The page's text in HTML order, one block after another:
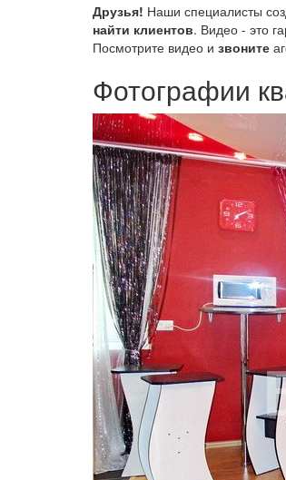
Друзья! Наши специалисты
найти клиентов. Видео - это
Посмотрите видео и звоните
Фотографии